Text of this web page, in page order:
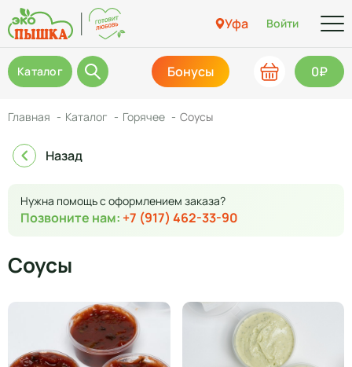
Уфа Войти
Каталог Бонусы 0₽
Главная Каталог Горячее Соусы
Назад
Нужна помощь с оформлением заказа?
Позвоните нам: +7 (917) 462-33-90
Соусы